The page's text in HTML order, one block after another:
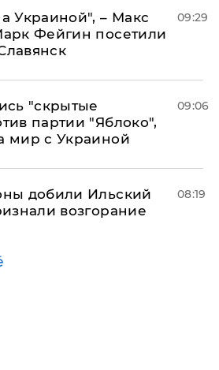
Украиной", – Макс
Фейгин посетили
09:29
"скрытые
партии "Яблоко",
мир с Украиной
09:06
добили Ильский
возгорание
08:19